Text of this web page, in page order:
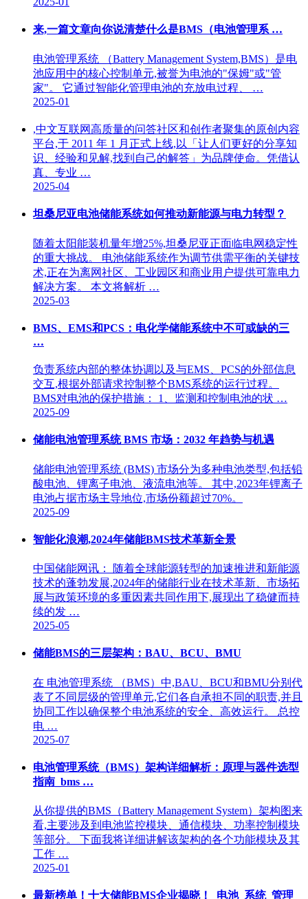
来,一篇文章向你说清楚什么是BMS（电池管理系 …
电池管理系统 （Battery Management System,BMS）是电
池应用中的核心控制单元,被誉为电池的"保姆"或"管
家"。 它通过智能化管理电池的充放电过程、 …
2025-01
,中文互联网高质量的问答社区和创作者聚集的原创内容
平台,于 2011 年 1 月正式上线,以「让人们更好的分享知
识、经验和见解,找到自己的解答」为品牌使命。凭借认
真、专业 …
2025-04
坦桑尼亚电池储能系统如何推动新能源与电力转型？
随着太阳能装机量年增25%,坦桑尼亚正面临电网稳定性
的重大挑战。 电池储能系统作为调节供需平衡的关键技
术,正在为离网社区、工业园区和商业用户提供可靠电力
解决方案。 本文将解析 …
2025-03
BMS、EMS和PCS：电化学储能系统中不可或缺的三
…
负责系统内部的整体协调以及与EMS、PCS的外部信息
交互,根据外部请求控制整个BMS系统的运行过程。
BMS对电池的保护措施： 1、监测和控制电池的状 …
2025-09
储能电池管理系统 BMS 市场：2032 年趋势与机遇
储能电池管理系统 (BMS) 市场分为多种电池类型,包括铅
酸电池、锂离子电池、液流电池等。 其中,2023年锂离子
电池占据市场主导地位,市场份额超过70%。
2025-09
智能化浪潮,2024年储能BMS技术革新全景
中国储能网讯： 随着全球能源转型的加速推进和新能源
技术的蓬勃发展,2024年的储能行业在技术革新、市场拓
展与政策环境的多重因素共同作用下,展现出了稳健而持
续的发 …
2025-05
储能BMS的三层架构：BAU、BCU、BMU
在 电池管理系统 （BMS）中,BAU、BCU和BMU分别代
表了不同层级的管理单元,它们各自承担不同的职责,并且
协同工作以确保整个电池系统的安全、高效运行。 总控
电 …
2025-07
电池管理系统（BMS）架构详细解析：原理与器件选型
指南_bms …
从你提供的BMS（Battery Management System）架构图来
看,主要涉及到电池监控模块、通信模块、功率控制模块
等部分。 下面我将详细讲解该架构的各个功能模块及其
工作 …
2025-01
最新榜单！十大储能BMS企业揭晓！_电池_系统_管理